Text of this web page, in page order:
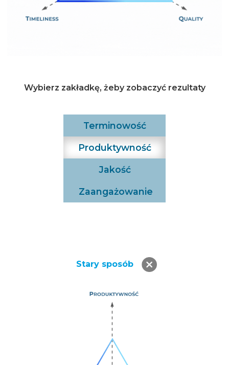
Wybierz zakładkę, żeby zobaczyć rezultaty
Terminowość
Produktywność
Jakość
Zaangażowanie
Stary sposób